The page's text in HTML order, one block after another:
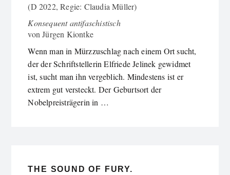
(D 2022, Regie: Claudia Müller)
Konsequent antifaschistisch
vonJürgen Kiontke
Wenn man in Mürzzuschlag nach einem Ort sucht,
der der Schriftstellerin Elfriede Jelinek gewidmet
ist, sucht man ihn vergeblich. Mindestens ist er
extrem gut versteckt. Der Geburtsort der
Nobelpreisträgerin in …
THE SOUND OF FURY.